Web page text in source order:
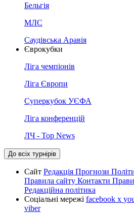
Бельгія
МЛС
Саудівська Аравія
Єврокубки
Ліга чемпіонів
Ліга Європи
Суперкубок УЄФА
Ліга конференцій
ЛЧ - Top News
До всіх турнірів
Сайт Редакція Прогнози
Правила сайту Контакти
Редакційна політика
Соціальні мережі facebook x
viber